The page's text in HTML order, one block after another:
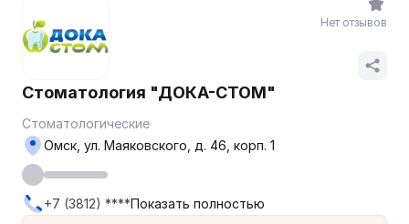
Стоматология "ДОКА-СТОМ"
Стоматологические
Омск, ул. Маяковского, д. 46, корп. 1
+7 (3812) ****Показать полностью
Нет отзывов